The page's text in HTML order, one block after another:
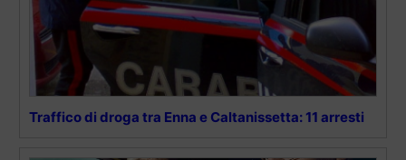
Traffico di droga tra Enna e Caltanissetta: 11 arresti